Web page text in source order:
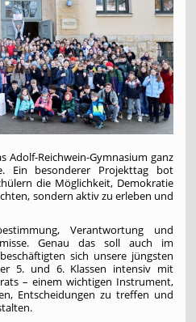
Adolf-Reichwein-Gymnasium ganz
Ein besonderer Projekttag bot
die Möglichkeit, Demokratie
sondern aktiv zu erleben und
Verantwortung und
Genau das soll auch im
sich unsere jüngsten
5. und 6. Klassen intensiv mit
– einem wichtigen Instrument,
Entscheidungen zu treffen und